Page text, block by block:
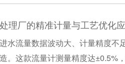
理厂的精准计量与工艺优化
水流量数据波动大、计量精度
。这款流量计测量精度达±0.5%